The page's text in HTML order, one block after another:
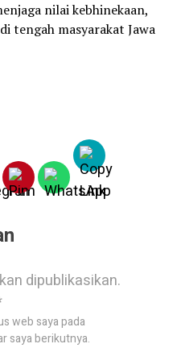
nilai kebhinekaan,
tengah masyarakat Jawa
dipublikasikan.
web saya pada
saya berikutnya.